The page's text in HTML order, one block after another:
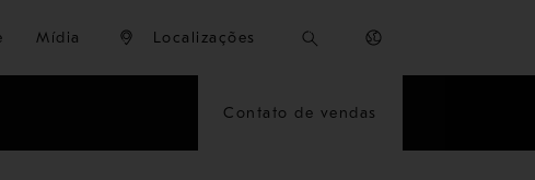
Mídia Localizações
Contato de vendas